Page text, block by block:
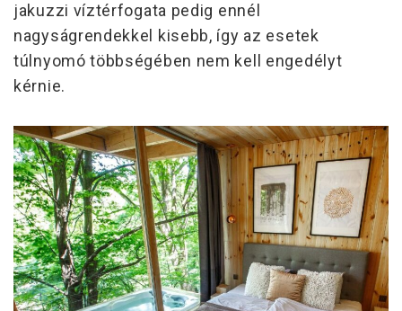
jakuzzi víztérfogata pedig ennél
nagyságrendekkel kisebb, így az esetek
túlnyomó többségében nem kell engedélyt
kérnie.